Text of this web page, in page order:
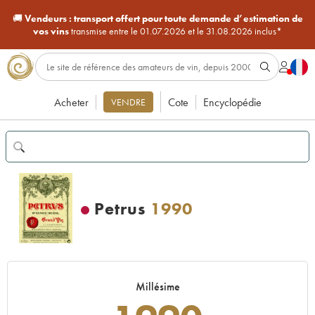
🚚Vendeurs : transport offert pour toute demande d’estimation de
vos vinstransmise entre le 01.07.2026 et le 31.08.2026 inclus*
Acheter VENDRE Cote Encyclopédie
Petrus 1990
Millésime